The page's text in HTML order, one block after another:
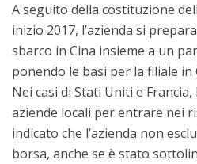
A seguito della costituzione
inizio 2017, l’azienda si
sbarco in Cina insieme a un
ponendo le basi per la filiale in
Nei casi di Stati Uniti e Francia,
aziende locali per entrare nei
indicato che l’azienda non
borsa, anche se è stato